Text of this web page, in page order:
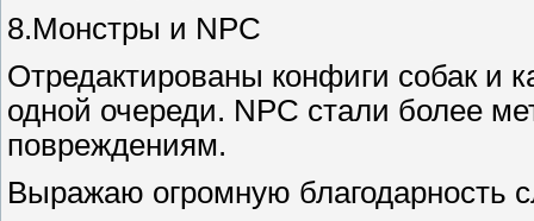
8.Монстры и NPC
Отредактированы конфиги собак и
одной очереди. NPC стали более
повреждениям.
Выражаю огромную